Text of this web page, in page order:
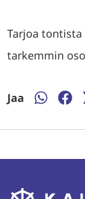
Tarjoa
tarkemmin
Jaa
Jaa
Jaa